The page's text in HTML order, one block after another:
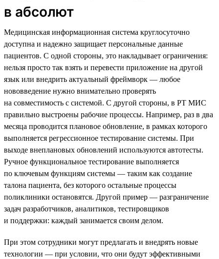
в абсолют
Медицинская информационная система круглосуточно
доступна и надежно защищает персональные данные
пациентов. С одной стороны, это накладывает ограничения:
нельзя просто так взять и перевести приложение на другой
язык или внедрить актуальный фреймворк — любое
нововведение нужно внимательно проверять
на совместимость с системой. С другой стороны, в РТ МИС
правильно выстроены рабочие процессы. Например, раз в два
месяца проводится плановое обновление, в рамках которого
выполняется регрессионное тестирование системы. При
выходе внеплановых обновлений используются автотесты.
Ручное функциональное тестирование выполняется
по ключевым функциям системы — таким как создание
талона пациента, без которого остальные процессы
поликлиники остановятся. Другой пример — разграничение
задач разработчиков, аналитиков, тестировщиков
и поддержки: каждый занимается своим делом.
При этом сотрудники могут предлагать и внедрять новые
технологии — при условии, что они будут эффективными